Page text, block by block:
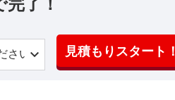
了！
見積もりスタート！